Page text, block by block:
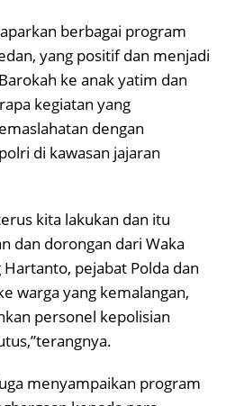
berbagai program
yang positif dan menjadi
ke anak yatim dan
kegiatan yang
dengan
di kawasan jajaran
kita lakukan dan itu
dan dorongan dari Waka
pejabat Polda dan
warga yang kemalangan,
personel kepolisian
menyampaikan program